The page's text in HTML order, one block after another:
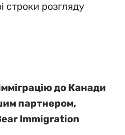
строки розгляду
до Канади
партнером,
Immigration